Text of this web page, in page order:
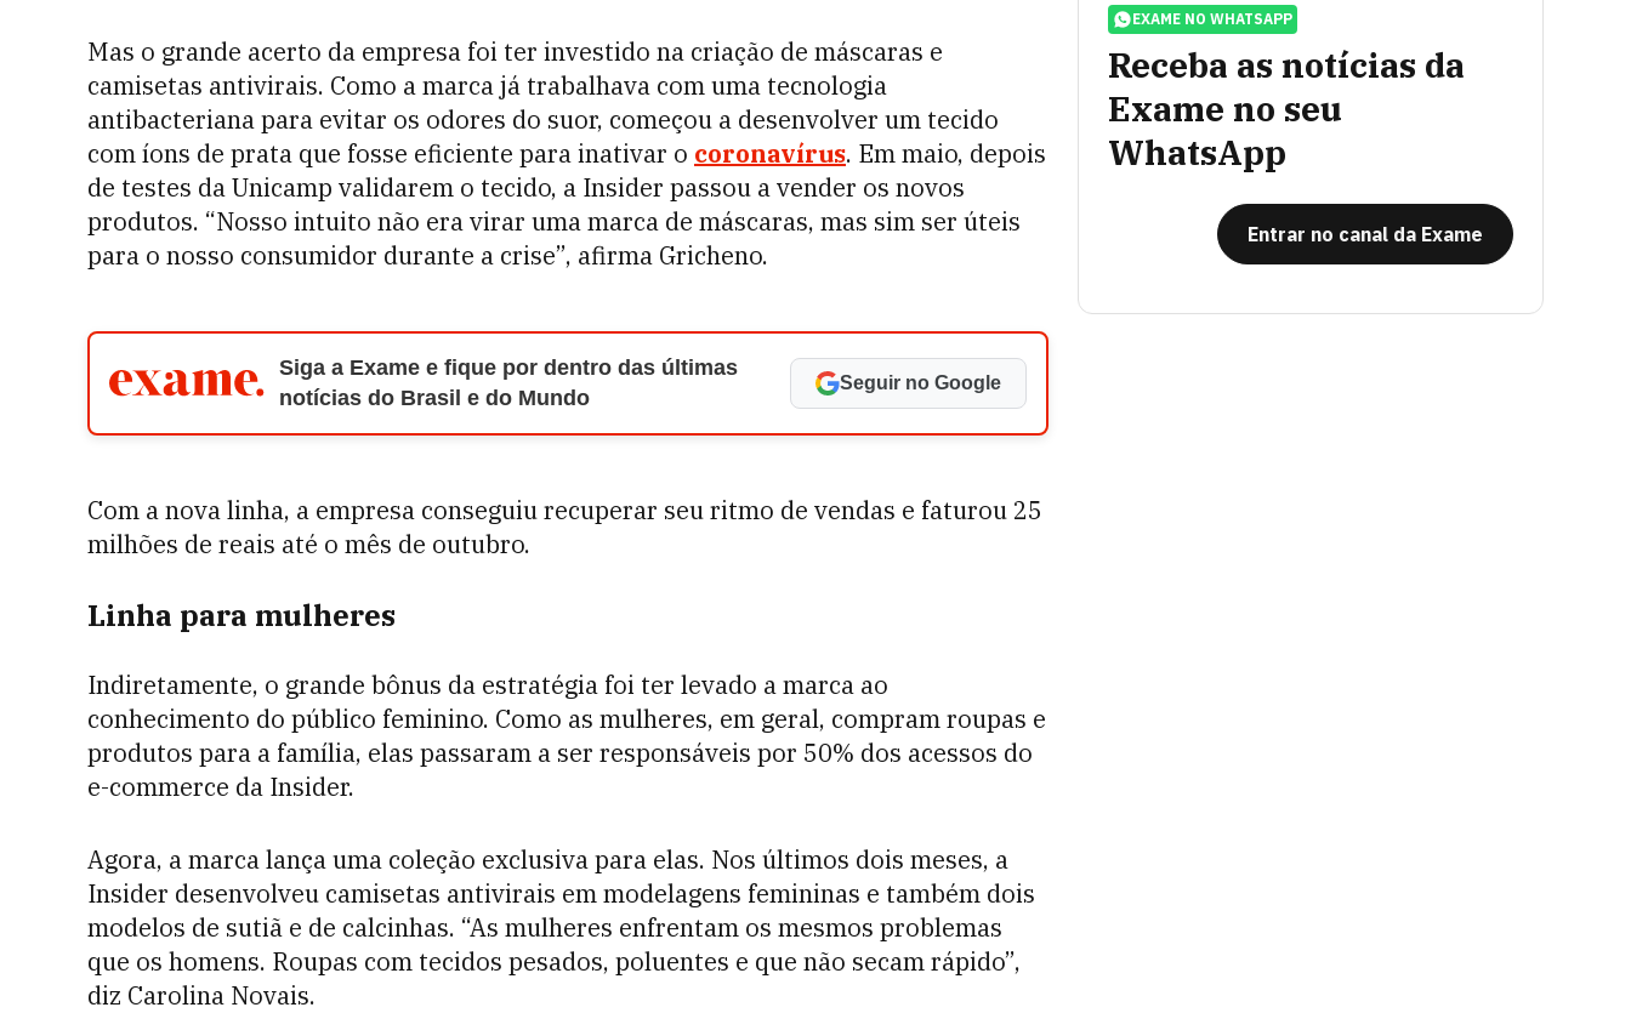
Mas o grande acerto da empresa foi ter investido na criação de máscaras e
camisetas antivirais. Como a marca já trabalhava com uma tecnologia
antibacteriana para evitar os odores do suor, começou a desenvolver um tecido
com íons de prata que fosse eficiente para inativar o coronavírus. Em maio, depois
de testes da Unicamp validarem o tecido, a Insider passou a vender os novos
produtos. “Nosso intuito não era virar uma marca de máscaras, mas sim ser úteis
para o nosso consumidor durante a crise”, afirma Gricheno.
Siga a Exame e fique por dentro das últimas
notícias do Brasil e do Mundo
Seguir no Google
Com a nova linha, a empresa conseguiu recuperar seu ritmo de vendas e faturou 25
milhões de reais até o mês de outubro.
Linha para mulheres
Indiretamente, o grande bônus da estratégia foi ter levado a marca ao
conhecimento do público feminino. Como as mulheres, em geral, compram roupas e
produtos para a família, elas passaram a ser responsáveis por 50% dos acessos do
e-commerce da Insider.
Agora, a marca lança uma coleção exclusiva para elas. Nos últimos dois meses, a
Insider desenvolveu camisetas antivirais em modelagens femininas e também dois
modelos de sutiã e de calcinhas. “As mulheres enfrentam os mesmos problemas
que os homens. Roupas com tecidos pesados, poluentes e que não secam rápido”,
diz Carolina Novais.
EXAME NO WHATSAPP
Receba as notícias da
Exame no seu
WhatsApp
Entrar no canal da Exame